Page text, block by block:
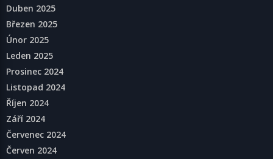
Duben 2025
Březen 2025
Únor 2025
Leden 2025
Prosinec 2024
Listopad 2024
Říjen 2024
Září 2024
Červenec 2024
Červen 2024